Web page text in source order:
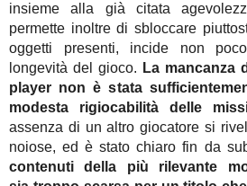
insieme alla già citata
permette inoltre di sbloccare
oggetti presenti, incide non
longevità del gioco. La mancanza
player non è stata
modesta rigiocabilità delle
assenza di un altro giocatore si
noiose, ed è stato chiaro fin da
contenuti della più rilevante